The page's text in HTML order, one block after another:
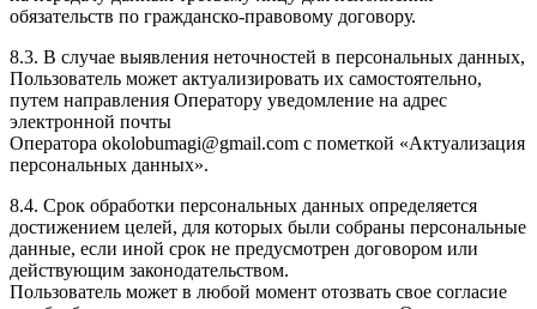
обязательств по гражданско-правовому договору.
8.3. В случае выявления неточностей в персональных данных,
Пользователь может актуализировать их самостоятельно,
путем направления Оператору уведомление на адрес
электронной почты
Оператора okolobumagi@gmail.com с пометкой «Актуализация
персональных данных».
8.4. Срок обработки персональных данных определяется
достижением целей, для которых были собраны персональные
данные, если иной срок не предусмотрен договором или
действующим законодательством.
Пользователь может в любой момент отозвать свое согласие